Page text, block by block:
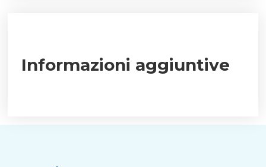
Informazioni aggiuntive